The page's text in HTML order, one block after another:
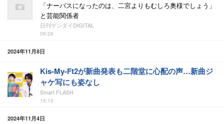
「ナーバスになったのは、二宮よりもむしろ奥様でしょう」
と芸能関係者
日刊ゲンダイDIGITAL
09:26
2024年11月8日
Kis-My-Ft2が新曲発表も二階堂に心配の声…新曲ジ
ャケ写にも姿なし
Smart FLASH
15:13
2024年11月4日